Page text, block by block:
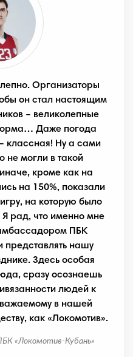
Организаторы
он стал настоящим
– великолепные
Даже погода
классная! Ну а сами
не могли в такой
кроме как на
на 150%, показали
на которую было
Я рад, что именно мне
ПБК
представлять нашу
Здесь особая
сразу осознаешь
людей к
в нашей
как «Локомотив».
«Локомотив-Кубань»